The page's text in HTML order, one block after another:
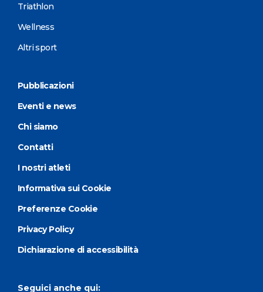
Triathlon
Wellness
Altri sport
Pubblicazioni
Eventi e news
Chi siamo
Contatti
I nostri atleti
Informativa sui Cookie
Preferenze Cookie
Privacy Policy
Dichiarazione di accessibilità
Seguici anche qui: